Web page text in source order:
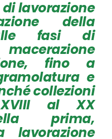
lavorazione
della
fasi di
fino a
e
collezioni
al XX
prima,
lavorazione